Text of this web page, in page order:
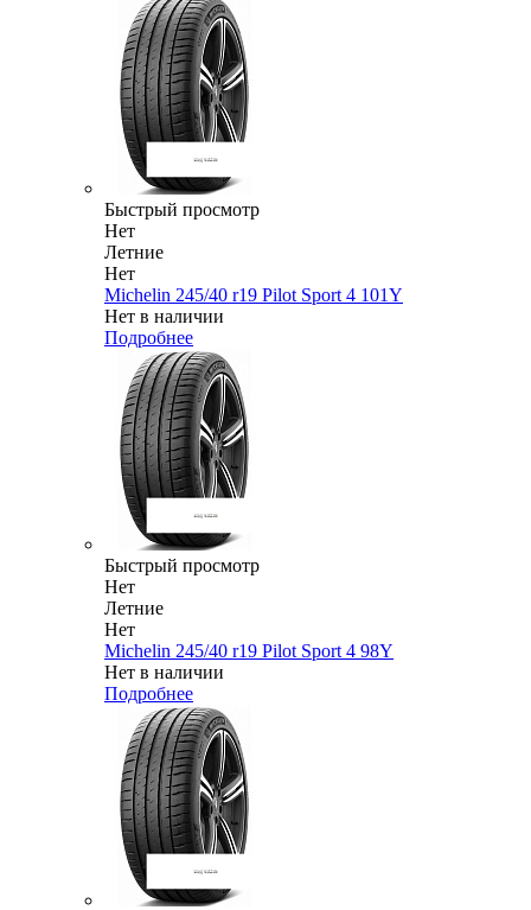
Быстрый просмотр
Нет
Летние
Нет
Michelin 245/40 r19 Pilot Sport 4 101Y
Нет в наличии
Подробнее
Быстрый просмотр
Нет
Летние
Нет
Michelin 245/40 r19 Pilot Sport 4 98Y
Нет в наличии
Подробнее